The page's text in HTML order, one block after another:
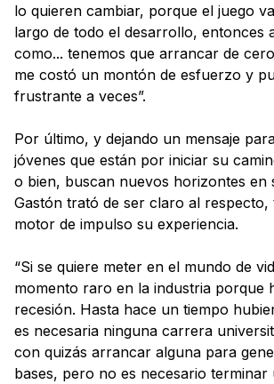
lo quieren cambiar, porque el juego
largo de todo el desarrollo, entonces
como... tenemos que arrancar de
me costó un montón de esfuerzo y
frustrante a veces”.
Por último, y dejando un mensaje
jóvenes que están por iniciar su
o bien, buscan nuevos horizontes en
Gastón trató de ser claro al respecto,
motor de impulso su experiencia.
“Si se quiere meter en el mundo de
momento raro en la industria porque
recesión. Hasta hace un tiempo
es necesaria ninguna carrera
con quizás arrancar alguna para
bases, pero no es necesario